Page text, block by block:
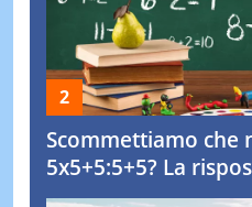
Scommettiamo che
5x5+5:5+5? La